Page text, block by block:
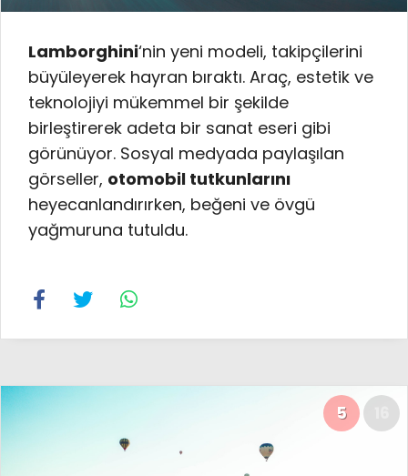
Lamborghini‘nin yeni modeli, takipçilerini
büyüleyerek hayran bıraktı. Araç, estetik ve
teknolojiyi mükemmel bir şekilde
birleştirerek adeta bir sanat eseri gibi
görünüyor. Sosyal medyada paylaşılan
görseller, otomobil tutkunlarını
heyecanlandırırken, beğeni ve övgü
yağmuruna tutuldu.
5